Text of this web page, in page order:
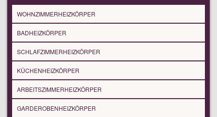
WOHNZIMMERHEIZKÖRPER
BADHEIZKÖRPER
SCHLAFZIMMERHEIZKÖRPER
KÜCHENHEIZKÖRPER
ARBEITSZIMMERHEIZKÖRPER
GARDEROBENHEIZKÖRPER